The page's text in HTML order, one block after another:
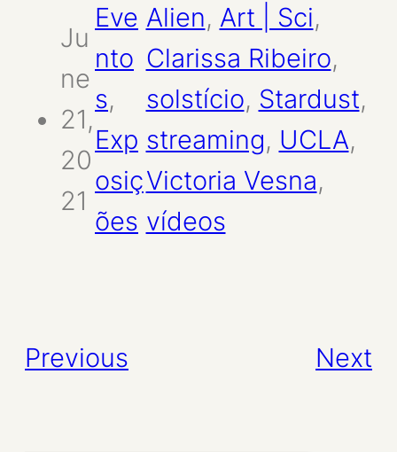
Ju
ne
21,
20
21
Eve
nto
s
Exp
osiç
ões
Alien, Art | Sci
Clarissa Ribeiro
solstício, Stardust
streaming, UCLA
Victoria Vesna
vídeos
Previous Next